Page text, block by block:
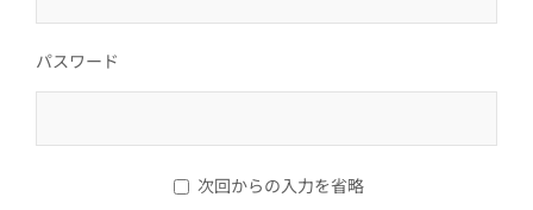
パスワード
次回からの入力を省略